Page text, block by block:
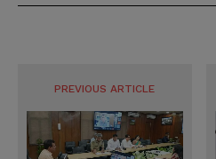
PREVIOUS ARTICLE